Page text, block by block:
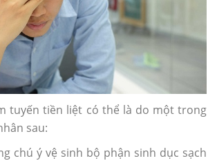
tuyến tiền liệt có thể là do một trong
sau:
chú ý vệ sinh bộ phận sinh dục sạch